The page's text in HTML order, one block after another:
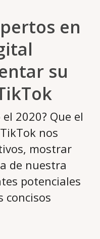
en
su
2020? Que el
nos
mostrar
de nuestra
potenciales
concisos